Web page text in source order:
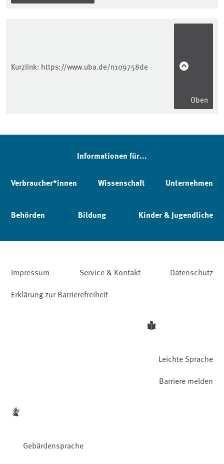
Kurzlink: https://www.uba.de/n109758de
Oben
Informationen für...
Verbraucher*innen Wissenschaft Unternehmen
Behörden Bildung Kinder & Jugendliche
Impressum Service & Kontakt
Datenschutz
Erklärung zur Barrierefreiheit
Leichte Sprache
Gebärdensprache
Barriere melden